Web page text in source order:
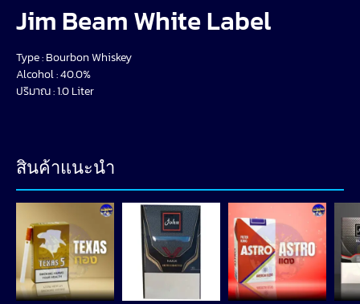
Jim Beam White Label
Type : Bourbon Whiskey
Alcohol : 40.0%
ปริมาณ : 1.0 Liter
สินค้าแนะนำ